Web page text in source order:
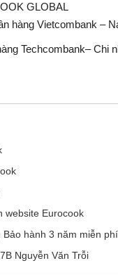
GLOBAL
hàng Vietcombank –
Techcombank– Chi
website Eurocook
Bảo hành 3 năm miễn
Nguyễn Văn Trỗi